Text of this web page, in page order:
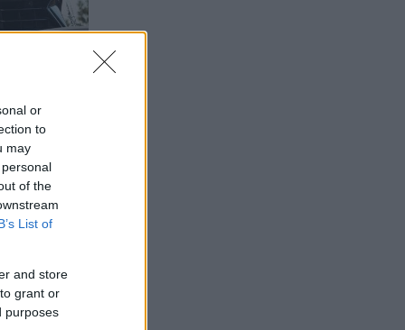
or
to
may
of the
List of
and store
grant or
purposes